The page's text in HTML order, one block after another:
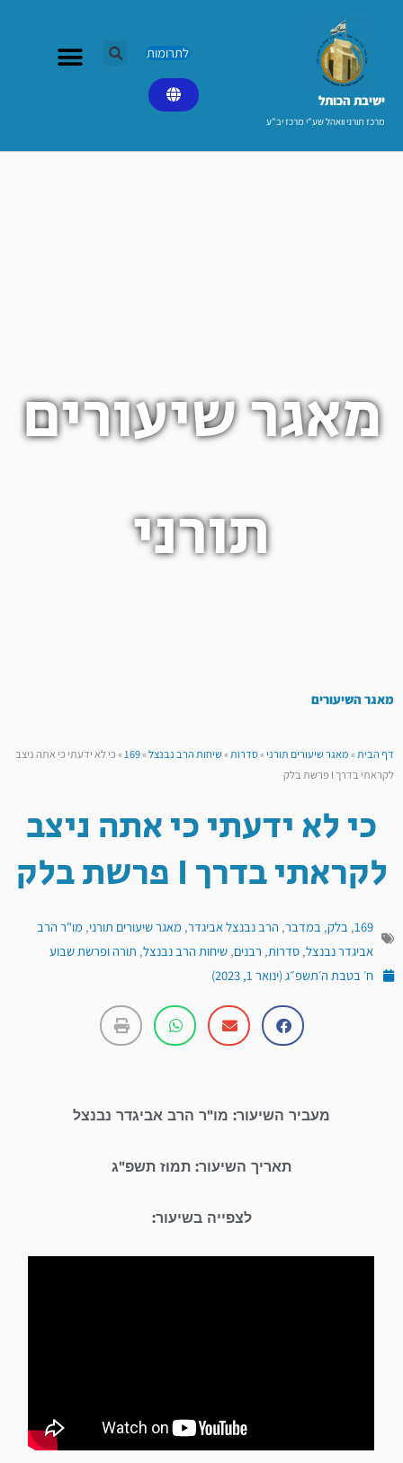
ישיבת הכותל​
מרכז תורני וואהל שע"י מרכז יב"ע
לתרומות
מאגר שיעורים
תורני
מאגר השיעורים
דף הבית»מאגר שיעורים תורני»סדרות»שיחות הרב נבנצל»
169
»כי לא ידעתי כי אתה ניצב
לקראתי בדרך I פרשת בלק
כי לא ידעתי כי אתה ניצב
לקראתי בדרך I פרשת בלק
169
, בלק, במדבר, הרב נבנצל אביגדר, מאגר שיעורים תורני, מו"ר הרב
אביגדר נבנצל, סדרות, רבנים, שיחות הרב נבנצל, תורה ופרשת שבוע
ח׳ בטבת ה׳תשפ״ג (ינואר 1, 2023)
מעביר השיעור: מו"ר הרב אביגדר נבנצל
תאריך השיעור: תמוז תשפ"ג
לצפייה בשיעור: